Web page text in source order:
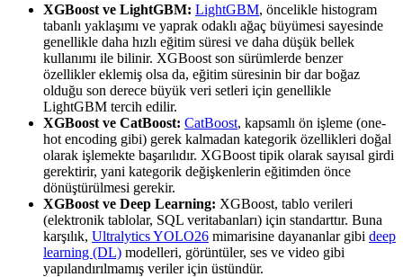
XGBoost ve LightGBM: LightGBM, öncelikle histogram
tabanlı yaklaşımı ve yaprak odaklı ağaç büyümesi sayesinde
genellikle daha hızlı eğitim süresi ve daha düşük bellek
kullanımı ile bilinir. XGBoost son sürümlerde benzer
özellikler eklemiş olsa da, eğitim süresinin bir dar boğaz
olduğu son derece büyük veri setleri için genellikle
LightGBM tercih edilir.
XGBoost ve CatBoost: CatBoost, kapsamlı ön işleme (one-
hot encoding gibi) gerek kalmadan kategorik özellikleri doğal
olarak işlemekte başarılıdır. XGBoost tipik olarak sayısal girdi
gerektirir, yani kategorik değişkenlerin eğitimden önce
dönüştürülmesi gerekir.
XGBoost ve Deep Learning: XGBoost, tablo verileri
(elektronik tablolar, SQL veritabanları) için standarttır. Buna
karşılık, Ultralytics YOLO26 mimarisine dayananlar gibi deep
learning (DL) modelleri, görüntüler, ses ve video gibi
yapılandırılmamış veriler için üstündür.